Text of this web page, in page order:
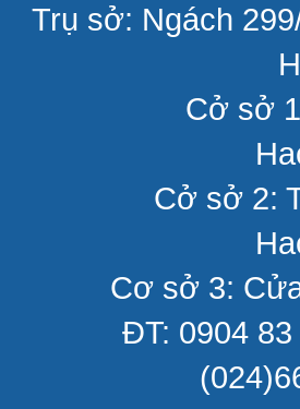
Trụ sở: Ngách
Cở sở
Cở sở 2:
Cơ sở 3:
ĐT: 0904